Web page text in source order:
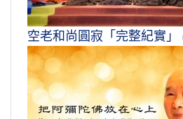
空老和尚圓寂「完整紀實」